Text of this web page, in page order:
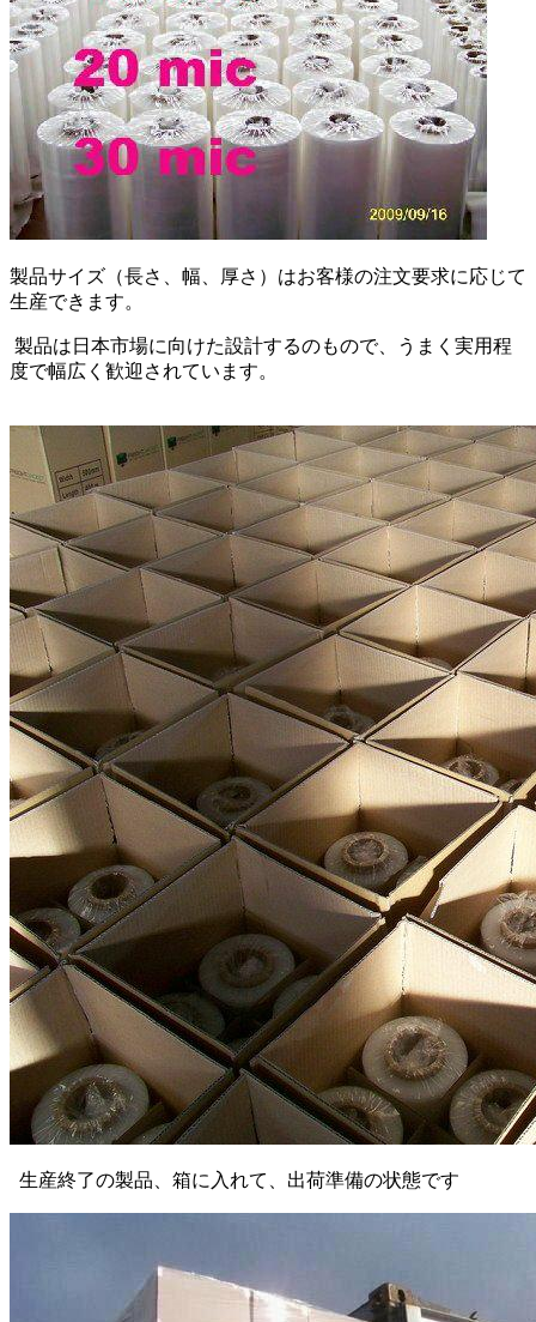
製品サイズ（長さ、幅、厚さ）はお客様の注文要求に応じて
生産できます。
製品は日本市場に向けた設計するのもので、うまく実用程
度で幅広く歓迎されています。
生産終了の製品、箱に入れて、出荷準備の状態です